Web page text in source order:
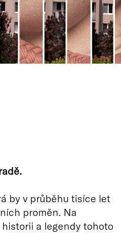
by v průběhu tisíce let
proměn. Na
a legendy tohoto